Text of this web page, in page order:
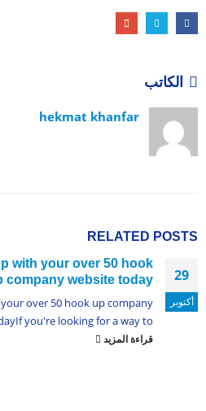
الكاتب
hekmat khanfar
RELATED POSTS
29
أكتوبر
with your over 50 hook
company website today
over 50 hook up company
you're looking for a way to...
قراءة المزيد